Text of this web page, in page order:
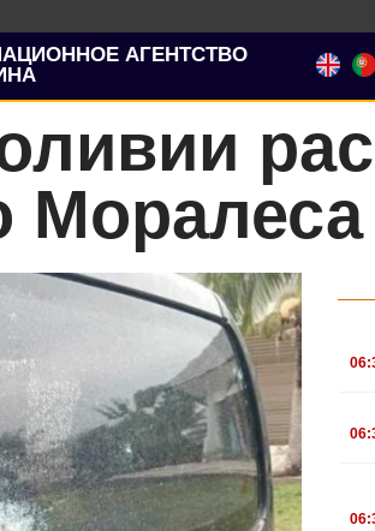
АГЕНТСТВО
Моралеса
.
.
.